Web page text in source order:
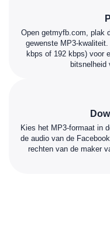
Open getmyfb.com, plak
gewenste MP3-
kbps of 192 kbps) voor
bitsnelheid
Kies het MP3-formaat in
de audio van de
rechten van de maker